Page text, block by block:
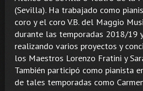
(Sevilla). Ha trabajado como
coro y el coro V.B. del Maggio
durante las temporadas 2018/19
realizando varios proyectos y
los Maestros Lorenzo Fratini y
También participó como pianista
de tales temporadas como